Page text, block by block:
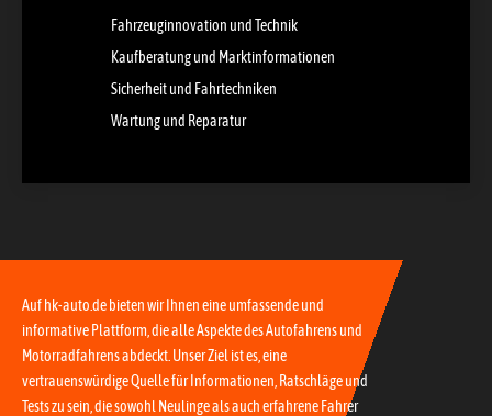
Fahrzeuginnovation und Technik
Kaufberatung und Marktinformationen
Sicherheit und Fahrtechniken
Wartung und Reparatur
Auf hk-auto.de bieten wir Ihnen eine umfassende und
informative Plattform, die alle Aspekte des Autofahrens und
Motorradfahrens abdeckt. Unser Ziel ist es, eine
vertrauenswürdige Quelle für Informationen, Ratschläge und
Tests zu sein, die sowohl Neulinge als auch erfahrene Fahrer